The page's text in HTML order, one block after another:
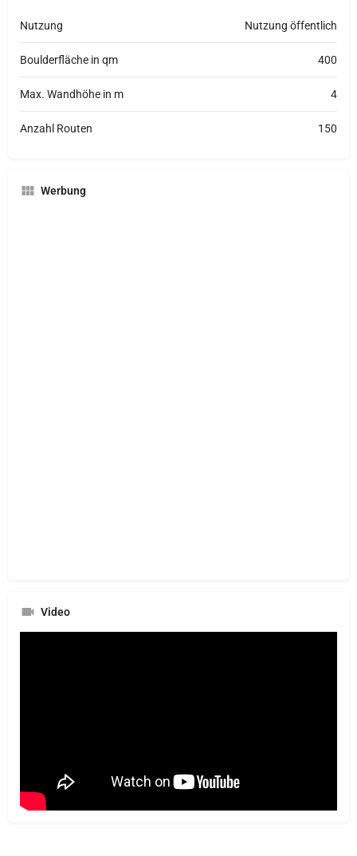
Nutzung Nutzung öffentlich
Boulderfläche in qm 400
Max. Wandhöhe in m 4
Anzahl Routen 150
Werbung
Video